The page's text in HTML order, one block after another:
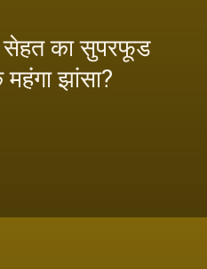
सेहत का सुपरफूड
महंगा झांसा?